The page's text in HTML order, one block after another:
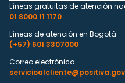
Líneas gratuitas de atención
01 8000 11 1170
Líneas de atención en Bogotá
(+57) 601 3307000
Correo electrónico